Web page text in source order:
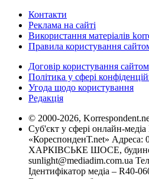
Контакти
Реклама на сайті
Використання матеріалів
Правила користування
Договір користування сайтом
Політика у сфері
Угода щодо користування
Редакція
© 2000-2026,
Суб'єкт у сфері онлайн-
«КореспонденТ.net» Адреса:
ХАРКІВСЬКЕ ШОСЕ,
sunlight@mediadim.com.ua
Ідентифікатор медіа – R40-